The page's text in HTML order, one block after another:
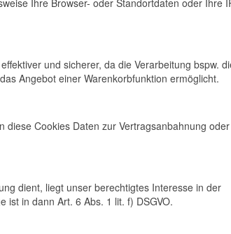
und sicherer, da die Verarbeitung bspw.
Angebot einer Warenkorbfunktion ermöglicht.
diese Cookies Daten zur Vertragsanbahnung oder
dient, liegt unser berechtigtes Interesse in der
ist in dann Art. 6 Abs. 1 lit. f) DSGVO.